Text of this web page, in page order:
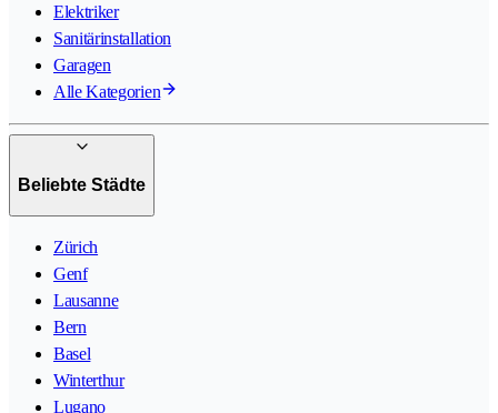
Elektriker
Sanitärinstallation
Garagen
Alle Kategorien
Beliebte Städte
Zürich
Genf
Lausanne
Bern
Basel
Winterthur
Lugano